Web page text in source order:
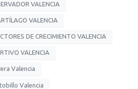
VALENCIA
VALENCIA
DE CRECIMIENTO VALENCIA
VALENCIA
Valencia
Valencia